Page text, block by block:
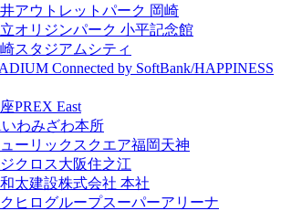
アウトレットパーク 岡崎
オリジンパーク 小平記念館
スタジアムシティ
Connected by SoftBank/HAPPINESS
PREX East
わみざわ本所
ーリックスクエア福岡天神
クロス大阪住之江
太建設株式会社 本社
ヒログループスーパーアリーナ